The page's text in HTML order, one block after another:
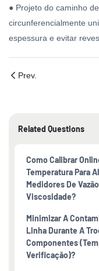
● Projeto do caminho
circunferencialmente
espessura e evitar
Prev.
Related Questions
Como Calibrar
Temperatura Para
Medidores De
Viscosidade?
Minimizar A
Linha Durante A
Componentes
Verificação)?